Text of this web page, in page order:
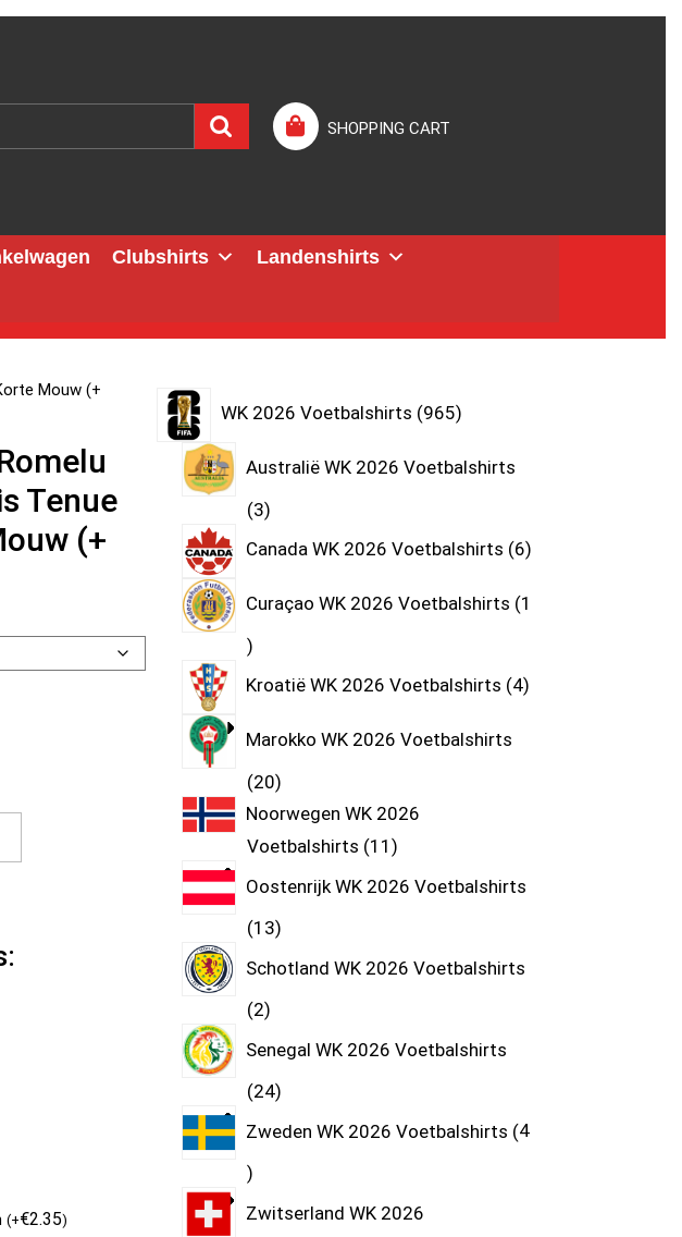
SHOPPING CART
Clubshirts
Landenshirts
Mouw (+
Tenue
(+
(+€2.35)
WK 2026 Voetbalshirts 965
Australië WK 2026 Voetbalshirts
3
Canada WK 2026 Voetbalshirts 6
Curaçao WK 2026 Voetbalshirts 1
Kroatië WK 2026 Voetbalshirts 4
Marokko WK 2026 Voetbalshirts
20
Noorwegen WK 2026
Voetbalshirts 11
Oostenrijk WK 2026 Voetbalshirts
13
Schotland WK 2026 Voetbalshirts
2
Senegal WK 2026 Voetbalshirts
24
Zweden WK 2026 Voetbalshirts 4
Zwitserland WK 2026